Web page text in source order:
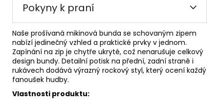
Pokyny k praní
Naše prošívaná mikinová bunda se schovaným zipem
nabízí jedinečný vzhled a praktické prvky v jednom.
Zapínání na zip je chytře ukryté, což nenarušuje celkový
design bundy. Detailní potisk na přední, zadní straně i
rukávech dodává výrazný rockový styl, který ocení každý
fanoušek hudby.
Vlastnosti produktu: